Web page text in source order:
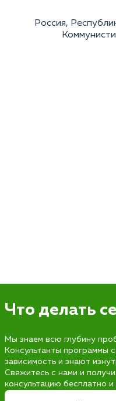
Россия,
Что делать
Мы знаем всю глубину
Консультанты программы
зависимость и знают
Свяжитесь с нами и
консультацию бесплатно и